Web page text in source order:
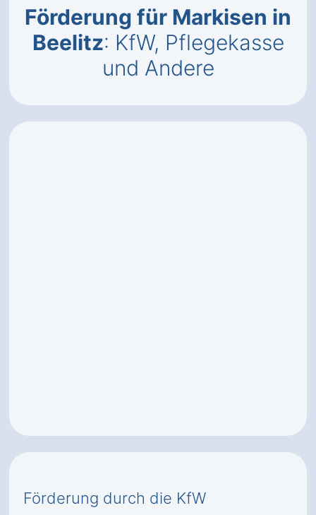
Förderung für Markisen in
Beelitz: KfW, Pflegekasse
und Andere
Förderung durch die KfW